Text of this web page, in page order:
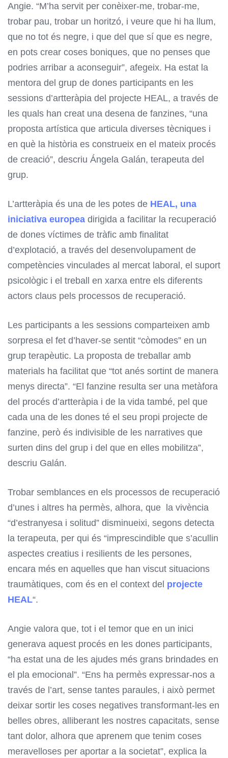
Angie. “M’ha servit per conèixer-me, trobar-me,
trobar pau, trobar un horitzó, i veure que hi ha llum,
que no tot és negre, i que del que sí que es negre,
en pots crear coses boniques, que no penses que
podries arribar a aconseguir”, afegeix. Ha estat la
mentora del grup de dones participants en les
sessions d’artteràpia del projecte HEAL, a través de
les quals han creat una desena de fanzines, “una
proposta artística que articula diverses tècniques i
en què la història es construeix en el mateix procés
de creació”, descriu Ángela Galán, terapeuta del
grup.
L’artteràpia és una de les potes de HEAL, una
iniciativa europea dirigida a facilitar la recuperació
de dones víctimes de tràfic amb finalitat
d’explotació, a través del desenvolupament de
competències vinculades al mercat laboral, el suport
psicològic i el treball en xarxa entre els diferents
actors claus pels processos de recuperació.
Les participants a les sessions comparteixen amb
sorpresa el fet d’haver-se sentit “còmodes” en un
grup terapèutic. La proposta de treballar amb
materials ha facilitat que “tot anés sortint de manera
menys directa”. “El fanzine resulta ser una metàfora
del procés d’artteràpia i de la vida també, pel que
cada una de les dones té el seu propi projecte de
fanzine, però és indivisible de les narratives que
surten dins del grup i del que en elles mobilitza”,
descriu Galán.
Trobar semblances en els processos de recuperació
d’unes i altres ha permès, alhora, que la vivència
“d’estranyesa i solitud” disminueixi, segons detecta
la terapeuta, per qui és “imprescindible que s’acullin
aspectes creatius i resilients de les persones,
encara més en aquelles que han viscut situacions
traumàtiques, com és en el context del projecte
HEAL“.
Angie valora que, tot i el temor que en un inici
generava aquest procés en les dones participants,
“ha estat una de les ajudes més grans brindades en
el pla emocional”. “Ens ha permès expressar-nos a
través de l’art, sense tantes paraules, i això permet
deixar sortir les coses negatives transformant-les en
belles obres, alliberant les nostres capacitats, sense
tant dolor, alhora que aprenem que tenim coses
meravelloses per aportar a la societat”, explica la